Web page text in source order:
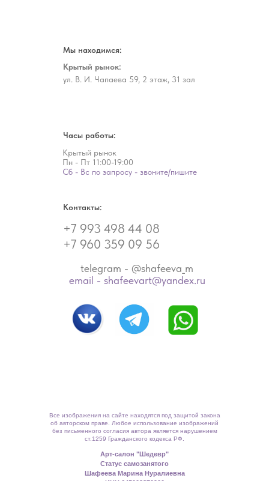
+7 993 498 44 08
+7 960 359 09 56
Крытый рынок:
ул. В. И. Чапаева 59, 2 этаж, 31 зал
Мы находимся:
Контакты:
Крытый рынок
Пн - Пт 11:00-19:00
Сб - Вс по запросу - звоните/пишите
Часы работы:
telegram - @shafeeva_m
email - shafeevart@yandex.ru
Арт-салон "Шедевр"
Статус самозанятого
Шафеева Марина Нуралиевна
Все изображения на сайте находятся под защитой закона
об авторском праве. Любое использование изображений
без письменного согласия автора является нарушением
ст.1259 Гражданского кодекса РФ.